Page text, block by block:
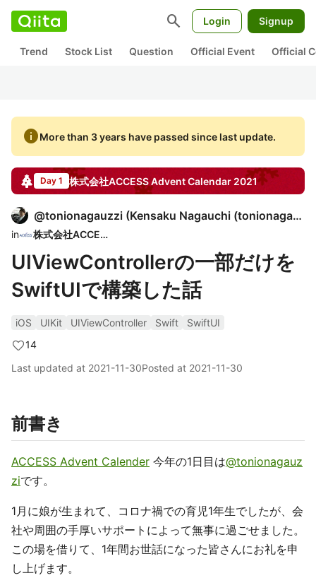
search Login Signup
Trend Stock List Question Official Event Official
infoMore than 3 years have passed since last update.
Day 1 株式会社ACCESSAdvent Calendar 2021
@tonionagauzzi (Kensaku Nagauchi (tonionagauzzi)
in 株式会社ACCESS
UIViewControllerの一部だけを
SwiftUIで構築した話
iOS UIKit UIViewController Swift
SwiftUI
14
Last updated at 2021-11-30Posted at 2021-11-30
前書き
ACCESS Advent Calender 今年の1日目は@tonionagauz
ziです。
1月に娘が生まれて、コロナ禍での育児1年生でしたが、会
社や周囲の手厚いサポートによって無事に過ごせました。
この場を借りて、1年間お世話になった皆さんにお礼を申
し上げます。